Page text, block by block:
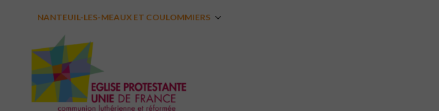
NANTEUIL-LES-MEAUX ET COULOMMIERS